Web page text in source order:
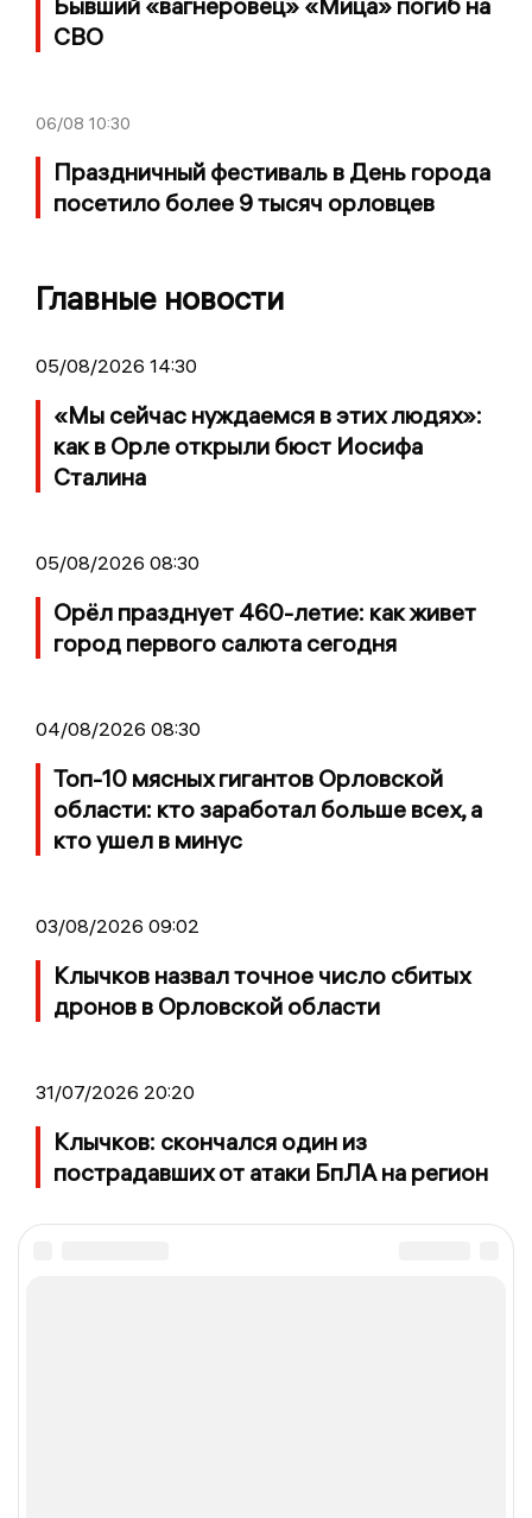
СВО
06/08 10:30
Праздничный фестиваль в День города
посетило более 9 тысяч орловцев
Главные новости
05/08/2026 14:30
«Мы сейчас нуждаемся в этих людях»:
как в Орле открыли бюст Иосифа
Сталина
05/08/2026 08:30
Орёл празднует 460-летие: как живет
город первого салюта сегодня
04/08/2026 08:30
Топ-10 мясных гигантов Орловской
области: кто заработал больше всех, а
кто ушел в минус
03/08/2026 09:02
Клычков назвал точное число сбитых
дронов в Орловской области
31/07/2026 20:20
Клычков: скончался один из
пострадавших от атаки БпЛА на регион